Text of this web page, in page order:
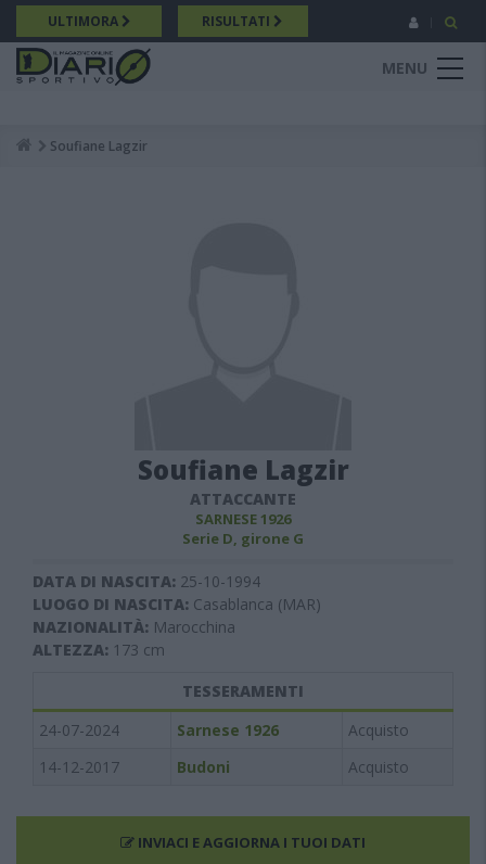
Salta
al
contenuto
principale
ULTIMORA RISULTATI
MENU
Breadcrumb
Soufiane Lagzir
Soufiane Lagzir
ATTACCANTE
SARNESE 1926
Serie D, girone G
DATA DI NASCITA: 25-10-1994
LUOGO DI NASCITA: Casablanca (MAR)
NAZIONALITÀ: Marocchina
ALTEZZA: 173 cm
TESSERAMENTI
24-07-2024
Sarnese 1926
Acquisto
14-12-2017
Budoni Acquisto
INVIACI E AGGIORNA I TUOI DATI